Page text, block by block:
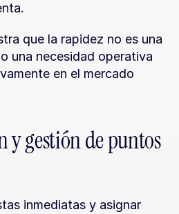
que la rapidez no es una
una necesidad operativa
en el mercado
gestión de puntos
inmediatas y asignar